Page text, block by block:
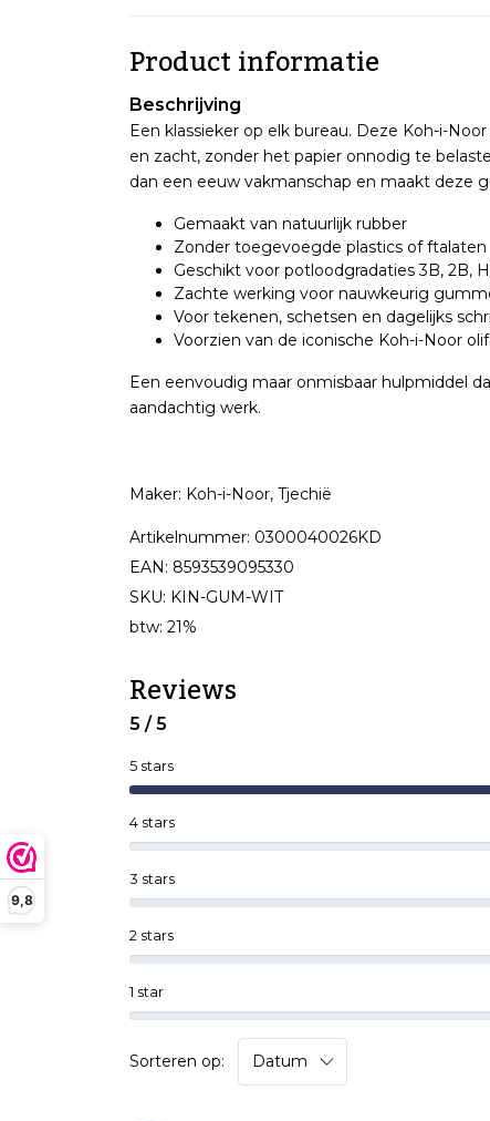
9,8
Product informatie
Beschrijving
Een klassieker op elk bureau. Deze Koh-i-
en zacht, zonder het papier onnodig te
dan een eeuw vakmanschap en maakt deze
Gemaakt van natuurlijk rubber
Zonder toegevoegde plastics of ftalaten
Geschikt voor potloodgradaties 3B, 2B,
Zachte werking voor nauwkeurig
Voor tekenen, schetsen en dagelijks
Voorzien van de iconische Koh-i-Noor
Een eenvoudig maar onmisbaar hulpmiddel
aandachtig werk.
Maker: Koh-i-Noor, Tjechië
Artikelnummer: 0300040026KD
EAN: 8593539095330
SKU: KIN-GUM-WIT
btw: 21%
Reviews
5 / 5
1 star
2 stars
3 stars
4 stars
5 stars
Sorteren op: